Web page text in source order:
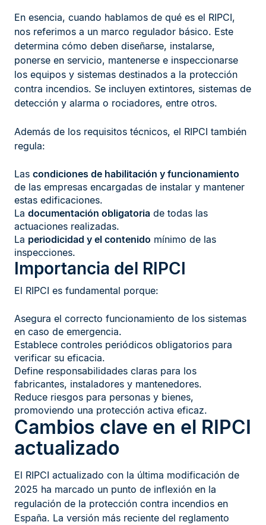
En esencia, cuando hablamos de qué es el RIPCI,
nos referimos a un marco regulador básico. Este
determina cómo deben diseñarse, instalarse,
ponerse en servicio, mantenerse e inspeccionarse
los equipos y sistemas destinados a la protección
contra incendios. Se incluyen extintores, sistemas de
detección y alarma o rociadores, entre otros.
Además de los requisitos técnicos, el RIPCI también
regula:
Las condiciones de habilitación y funcionamiento
de las empresas encargadas de instalar y mantener
estas edificaciones.
La documentación obligatoria de todas las
actuaciones realizadas.
La periodicidad y el contenido mínimo de las
inspecciones.
Importancia del RIPCI
El RIPCI es fundamental porque:
Asegura el correcto funcionamiento de los sistemas
en caso de emergencia.
Establece controles periódicos obligatorios para
verificar su eficacia.
Define responsabilidades claras para los
fabricantes, instaladores y mantenedores.
Reduce riesgos para personas y bienes,
promoviendo una protección activa eficaz.
Cambios clave en el RIPCI
actualizado
El RIPCI actualizado con la última modificación de
2025 ha marcado un punto de inflexión en la
regulación de la protección contra incendios en
España. La versión más reciente del reglamento